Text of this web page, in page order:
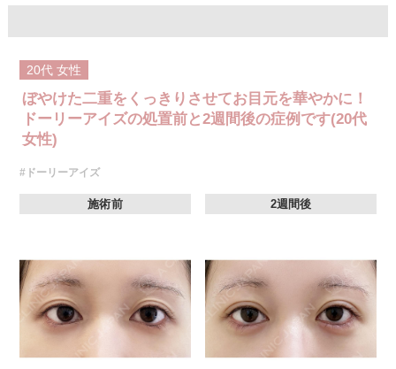
20代 女性
ぼやけた二重をくっきりさせてお目元を華やかに！
ドーリーアイズの処置前と2週間後の症例です(20代
女性)
#ドーリーアイズ
施術前 2週間後